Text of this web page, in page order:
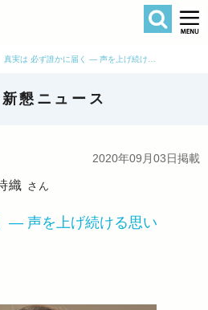
全国革新懇
検索
懇ニュース
2020年09月03日掲載
織 さん
― 声を上げ続ける思い